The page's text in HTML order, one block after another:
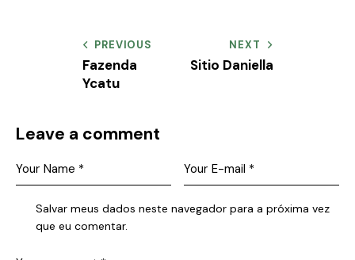
PREVIOUS
Fazenda
Ycatu
NEXT
Sitio Daniella
Leave a comment
Salvar meus dados neste navegador para a próxima vez
que eu comentar.